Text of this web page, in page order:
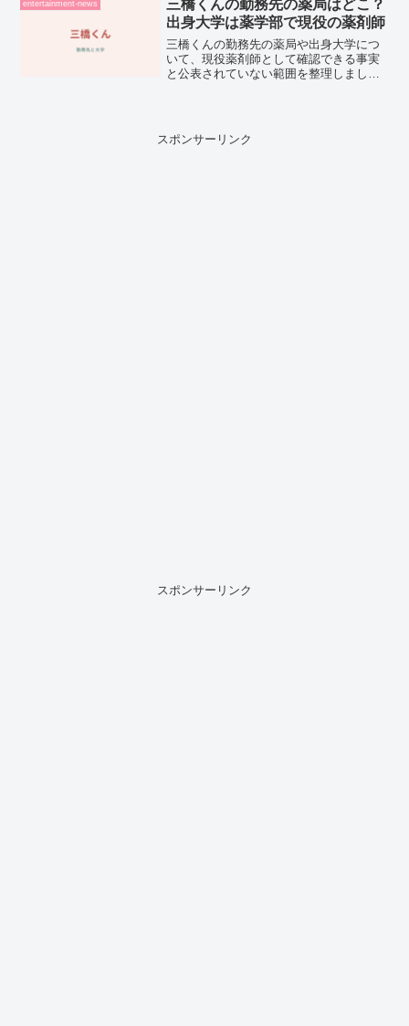
すか海軍カレー」は...
entertainment-news
三橋くんの勤務先の薬局はどこ？
出身大学は薬学部で現役の薬剤師
三橋くんの勤務先の薬局や出身大学につ
いて、現役薬剤師として確認できる事実
と公表されていない範囲を整理しまし
スポンサーリンク
スポンサーリンク